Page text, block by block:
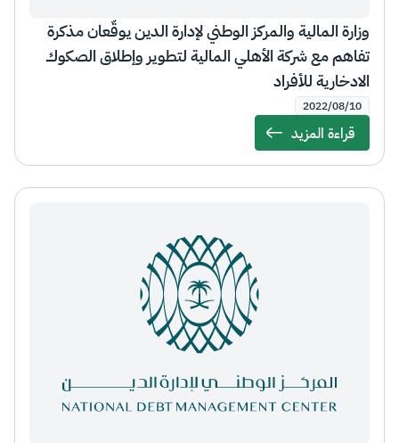
وزارة المالية والمركز الوطني لإدارة الدين يوقّعان مذكرة
تفاهم مع شركة الأهلي المالية لتطوير وإطلاق الصكوك
الادخارية للأفراد
2022/08/10
قراءة المزيد
Details